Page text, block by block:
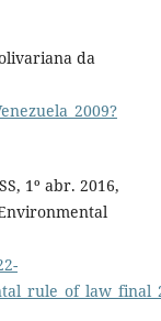
da
1º abr. 2016,